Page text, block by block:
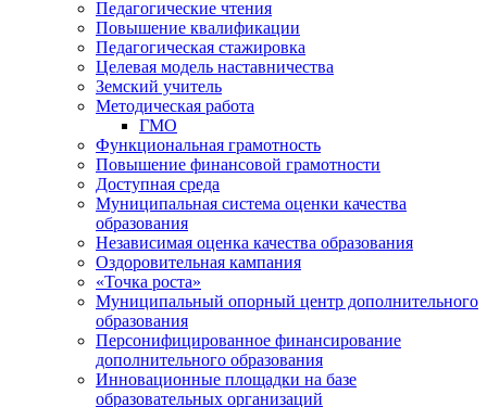
Педагогические чтения
Повышение квалификации
Педагогическая стажировка
Целевая модель наставничества
Земский учитель
Методическая работа
ГМО
Функциональная грамотность
Повышение финансовой грамотности
Доступная среда
Муниципальная система оценки качества
образования
Независимая оценка качества образования
Оздоровительная кампания
«Точка роста»
Муниципальный опорный центр дополнительного
образования
Персонифицированное финансирование
дополнительного образования
Инновационные площадки на базе
образовательных организаций